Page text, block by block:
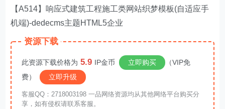
【A514】响应式建筑工程施工类网站织梦模板(自适应手
机端)-dedecms主题HTML5企业
资源下载
此资源下载价格为 5.9 IP金币 立即购买
（VIP免
费）
立即升级
客服QQ：2718003198 一品网络资源均从其他网络平台购买分
享，如有侵权请联系客服。